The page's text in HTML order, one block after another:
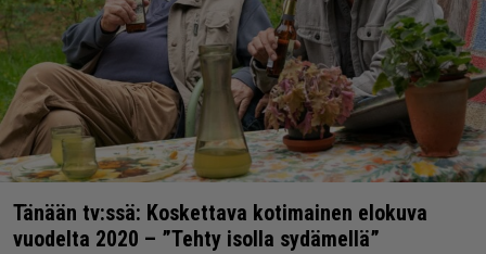
Tänään tv:ssä: Koskettava kotimainen elokuva
vuodelta 2020 – ”Tehty isolla sydämellä”